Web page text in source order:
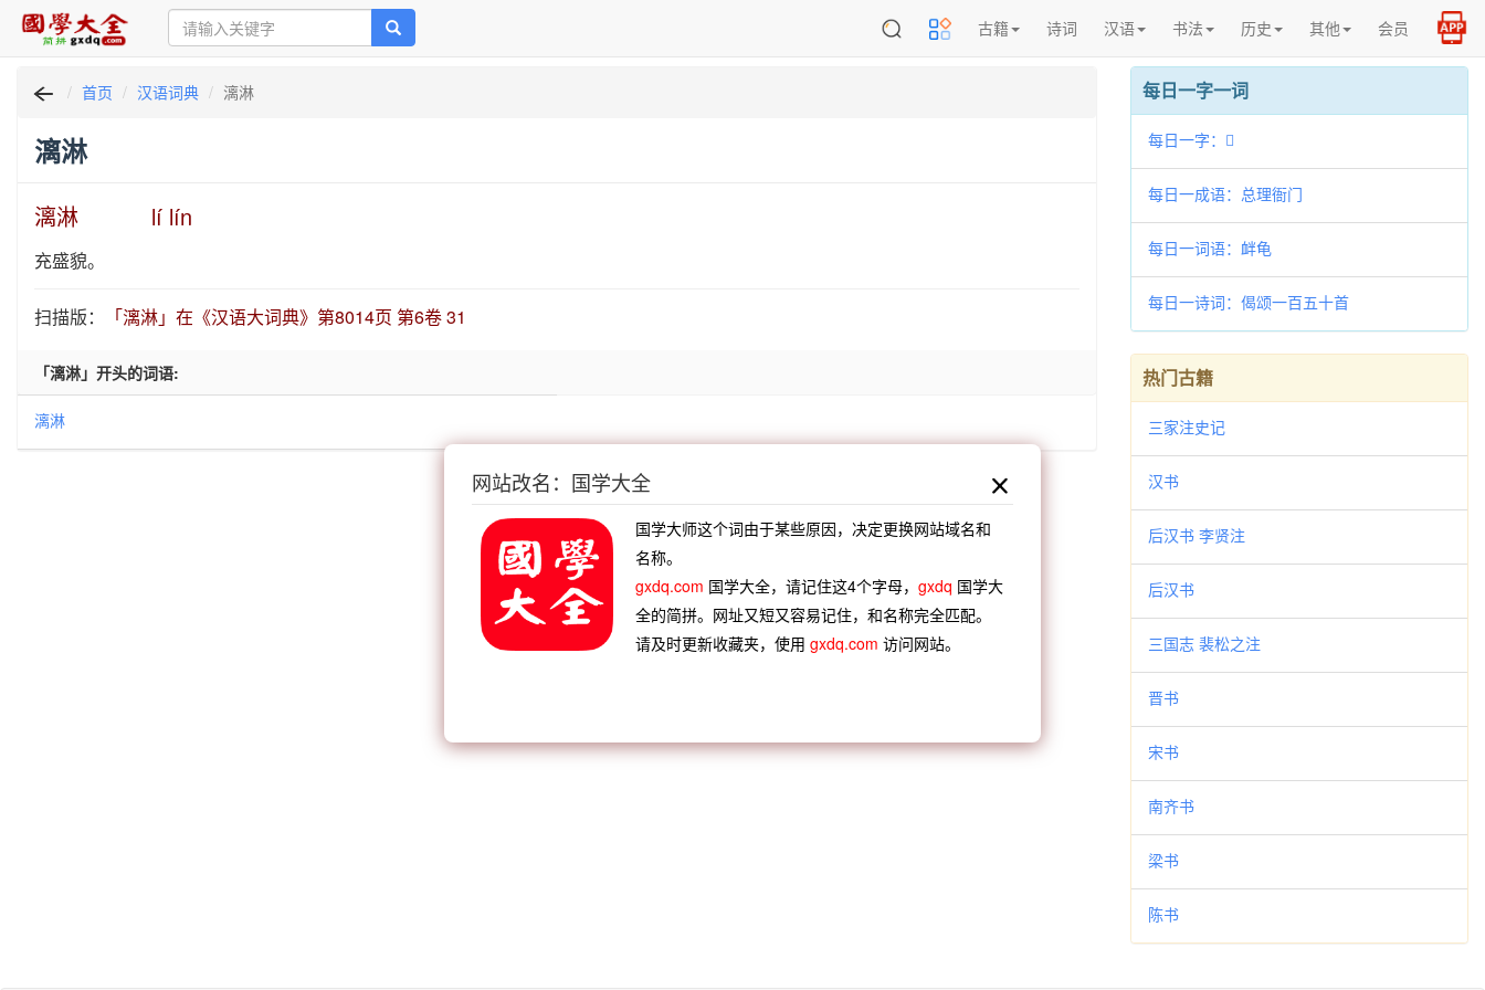
古籍 诗词 汉语 书法 历史 其他 会员
首页 汉语词典 漓淋
漓淋
漓淋 lí lín
充盛貌。
扫描版： 「漓淋」在《汉语大词典》第8014页 第6卷 31
「漓淋」开头的词语:
漓淋
每日一字一词
每日一字：𫇛
每日一成语：总理衙门
每日一词语：衅龟
每日一诗词：偈颂一百五十首
热门古籍
三家注史记
汉书
后汉书 李贤注
后汉书
三国志 裴松之注
晋书
宋书
南齐书
梁书
陈书
网站改名：国学大全
国学大师这个词由于某些原因，决定更换网站域名和
名称。
gxdq.com 国学大全，请记住这4个字母， gxdq 国学大
全的简拼。网址又短又容易记住，和名称完全匹配。
请及时更新收藏夹，使用 gxdq.com 访问网站。